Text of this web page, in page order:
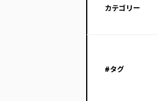
カテゴリー
#タグ